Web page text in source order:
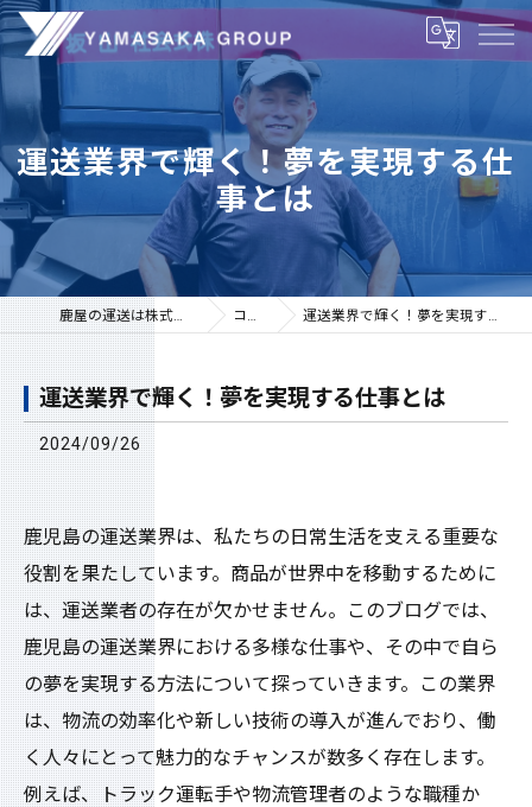
運送業界で輝く！夢を実現する仕
事とは
鹿屋の運送は株式会社山坂 コラム 運送業界で輝く！夢を実現する仕事とは
運送業界で輝く！夢を実現する仕事とは
2024/09/26
鹿児島の運送業界は、私たちの日常生活を支える重要な
役割を果たしています。商品が世界中を移動するために
は、運送業者の存在が欠かせません。このブログでは、
鹿児島の運送業界における多様な仕事や、その中で自ら
の夢を実現する方法について探っていきます。この業界
は、物流の効率化や新しい技術の導入が進んでおり、働
く人々にとって魅力的なチャンスが数多く存在します。
例えば、トラック運転手や物流管理者のような職種か